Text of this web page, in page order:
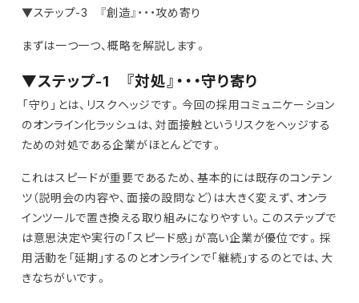
▼ステップ-3 『創造』・・・攻め寄り
まずは一つ一つ、概略を解説します。
▼ステップ-1 『対処』・・・守り寄り
「守り」とは、リスクヘッジです。今回の採用コミュニケーション
のオンライン化ラッシュは、対面接触というリスクをヘッジする
ための対処である企業がほとんどです。
これはスピードが重要であるため、基本的には既存のコンテン
ツ（説明会の内容や、面接の設問など）は大きく変えず、オンラ
インツールで置き換える取り組みになりやすい。このステップで
は意思決定や実行の「スピード感」が高い企業が優位です。採
用活動を「延期」するのとオンラインで「継続」するのとでは、大
きなちがいです。